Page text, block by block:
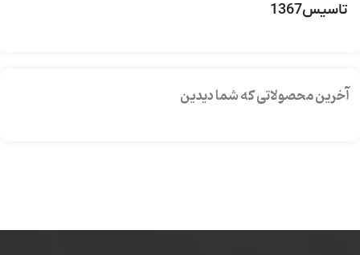
تاسیس1367
آخرین محصولاتی که شما دیدین